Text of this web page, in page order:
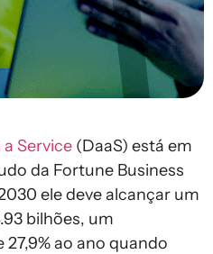
Service (DaaS) está em
da Fortune Business
ele deve alcançar um
bilhões, um
ao ano quando